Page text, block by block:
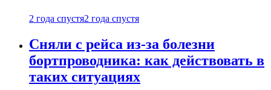
2 года спустя2 года спустя
Сняли с рейса из-за болезни
бортпроводника: как действовать в
таких ситуациях